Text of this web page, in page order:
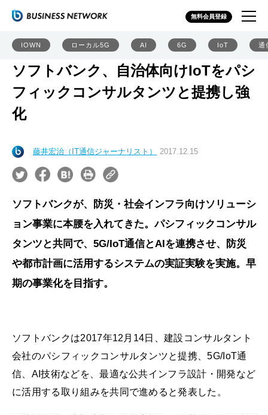
無料会員登録
IOWN ローカル5G AI 6G IoT 通
ソフトバンク、自治体向けIoTをパシ
フィックコンサルタンツと提携し強
化
藤井宏治（IT通信ジャーナリスト） 2017.12.15
ソフトバンクが、防災・社会インフラ向けソリューシ
ョン事業に本腰を入れてきた。パシフィックコンサル
タンツと共同で、5G/IoT通信とAIを連携させ、防災
や都市計画に活用するシステムの実証実験を実施。早
期の事業化を目指す。
ソフトバンクは2017年12月14日、建設コンサルタント
会社のパシフィックコンサルタンツと提携、5G/IoT通
信、AI技術などを、最適な公共インフラ設計・開発など
に活用する取り組みを共同で進めると発表した。